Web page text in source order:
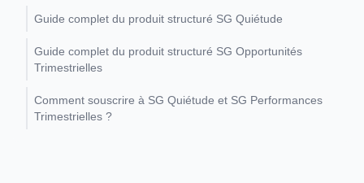
Guide complet du produit structuré SG Quiétude
Guide complet du produit structuré SG Opportunités
Trimestrielles
Comment souscrire à SG Quiétude et SG Performances
Trimestrielles ?